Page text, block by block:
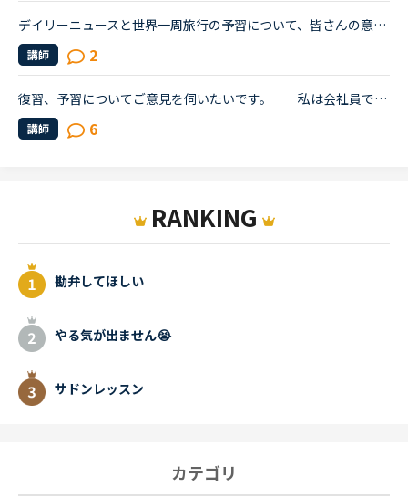
デイリーニュースと世界一周旅行の予習について、皆さんの意見をお聞きしたく、トピックを作成させていただきます。基本的な文法については、ある程度中高時代の知識が残っており、今までは復習を兼ねつつSIDE by...
講師 2
復習、予習についてご意見を伺いたいです。 私は会社員で家事もします。1日に平均2コマから3コマです。スピーキングと文法メインで回してます。これ以上、受講回数を増やすと復習の時間も増え単語も覚えたいの...
講師 6
RANKING
勘弁してほしい
やる気が出ません😭
サドンレッスン
カテゴリ